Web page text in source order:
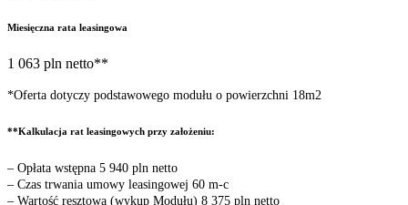
Miesięczna rata leasingowa
1 063 pln netto**
*Oferta dotyczy podstawowego modułu o powierzchni 18m2
**Kalkulacja rat leasingowych przy założeniu:
– Opłata wstępna 5 940 pln netto
– Czas trwania umowy leasingowej 60 m-c
– Wartość resztowa (wykup Modułu) 8 375 pln netto